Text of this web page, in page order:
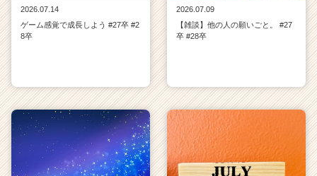
2026.07.14
ゲーム感覚で成長しよう #27卒 #2
8卒
2026.07.09
【雑談】他の人の願いごと。 #27
卒 #28卒